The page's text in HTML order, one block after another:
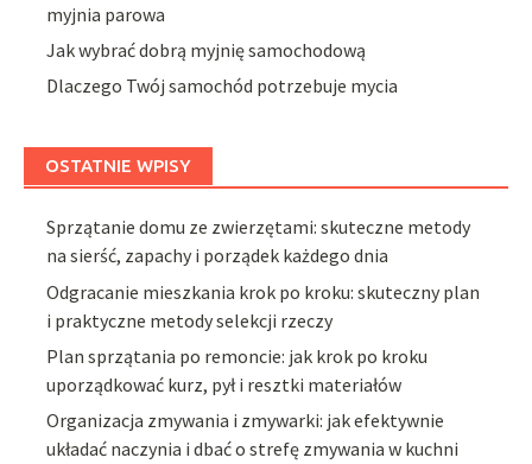
myjnia parowa
Jak wybrać dobrą myjnię samochodową
Dlaczego Twój samochód potrzebuje mycia
OSTATNIE WPISY
Sprzątanie domu ze zwierzętami: skuteczne metody
na sierść, zapachy i porządek każdego dnia
Odgracanie mieszkania krok po kroku: skuteczny plan
i praktyczne metody selekcji rzeczy
Plan sprzątania po remoncie: jak krok po kroku
uporządkować kurz, pył i resztki materiałów
Organizacja zmywania i zmywarki: jak efektywnie
układać naczynia i dbać o strefę zmywania w kuchni